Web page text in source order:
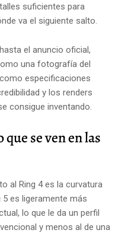
suficientes para
va el siguiente salto.
el anuncio oficial,
una fotografía del
especificaciones
y los renders
consigue inventando.
se ven en las
al Ring 4 es la curvatura
5 es ligeramente más
lo que le da un perfil
y menos al de una